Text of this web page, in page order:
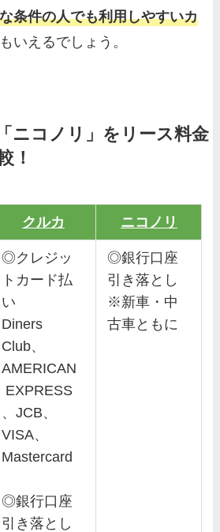
条件の人でも利用しやすいカ
いえるでしょう。
ニコノリ」をリース料金
！
クルカ ニコノリ
◎クレジッ
トカード払
い
Diners
Club、
AMERICAN
EXPRESS
、JCB、
VISA、
Mastercard
◎銀行口座
引き落とし
◎銀行口座
引き落とし
※新車・中
古車ともに